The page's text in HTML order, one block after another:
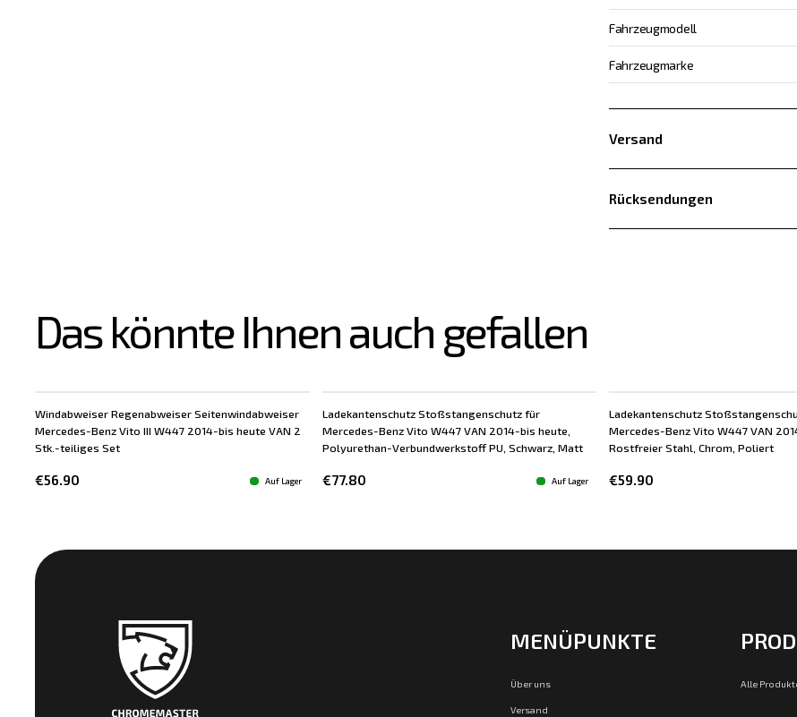
Fahrzeugmodell
Fahrzeugmarke
Versand
Rücksendungen
Das könnte Ihnen auch gefallen
Windabweiser Regenabweiser Seitenwindabweiser
Mercedes-Benz Vito III W447 2014-bis heute VAN 2
Stk.-teiliges Set
€56.90 Auf Lager
Ladekantenschutz Stoßstangenschutz für
Mercedes-Benz Vito W447 VAN 2014-bis heute,
Polyurethan-Verbundwerkstoff PU, Schwarz, Matt
€77.80 Auf Lager
Ladekantenschutz
Mercedes-Benz Vito W447 VAN
Rostfreier Stahl, Chrom, Poliert
€59.90
MENÜPUNKTE
Über uns
Versand
Alle